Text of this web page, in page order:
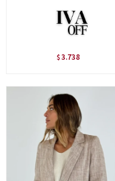
$ 3.738